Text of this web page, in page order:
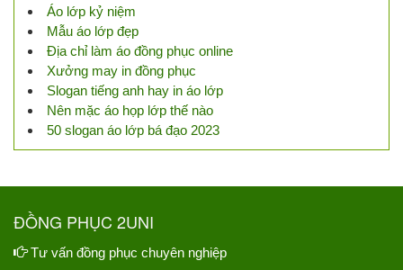
Áo lớp kỷ niệm
Mẫu áo lớp đẹp
Địa chỉ làm áo đồng phục online
Xưởng may in đồng phục
Slogan tiếng anh hay in áo lớp
Nên mặc áo họp lớp thế nào
50 slogan áo lớp bá đạo 2023
ĐỒNG PHỤC 2UNI
Tư vấn đồng phục chuyên nghiệp